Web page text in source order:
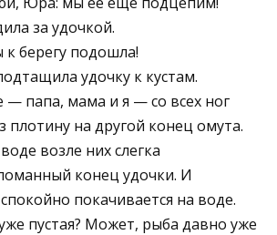
за удочкой.
берегу подошла!
удочку к кустам.
— папа, мама и я — со всех ног
плотину на другой конец омута.
возле них слегка
конец удочки. И
покачивается на воде.
пустая? Может, рыба давно уже